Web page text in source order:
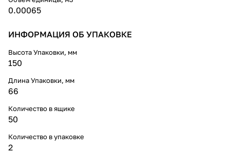
0.00065
ИНФОРМАЦИЯ ОБ УПАКОВКЕ
Высота Упаковки, мм
150
Длина Упаковки, мм
66
Количество в ящике
50
Количество в упаковке
2